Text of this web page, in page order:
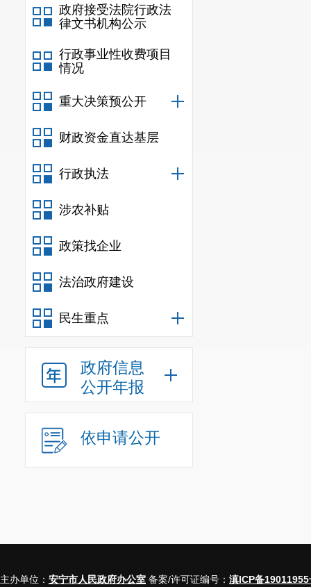
政府接受法院行政法
律文书机构公示
行政事业性收费项目
情况
重大决策预公开
财政资金直达基层
行政执法
涉农补贴
政策找企业
法治政府建设
民生重点
政府信息
公开年报
依申请公开
主办单位： 安宁市人民政府办公室 备案/许可证编号： 滇ICP备